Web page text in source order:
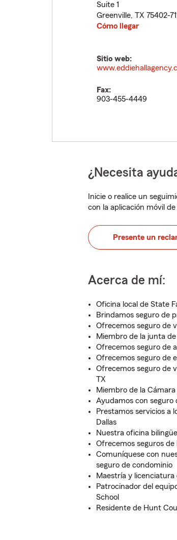
Suite 1
Greenville, TX 75402-
Cómo llegar
Sitio web:
Fax:
903-455-4449
¿Necesita
Inicie o realice un
con la aplicación móvil
Presente un
Acerca de mí:
Oficina local de State
Brindamos seguro de
Ofrecemos seguro de
Miembro de la junta
Ofrecemos seguro de
Ofrecemos seguro de
Ofrecemos seguro de
TX
Miembro de la
Ayudamos con seguro
Prestamos servicios a
Dallas
Nuestra oficina
Ofrecemos seguros de
Comuníquese con
seguro de condominio
Maestría y
Patrocinador del
School
Residente de Hunt